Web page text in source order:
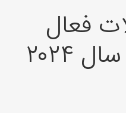
فعال
بی ام جی در سال ۲۰۲۴